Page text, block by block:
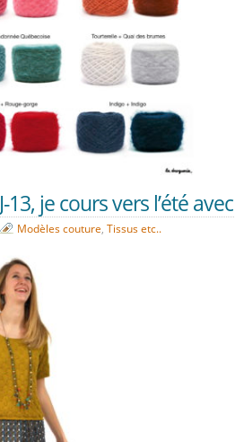
J-13, je cours vers l’été
Modèles couture, Tissus etc..